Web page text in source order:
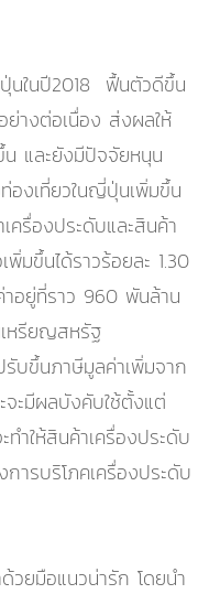
นในปี2018 ฟื้นตัวดีขึ้น
างต่อเนื่อง ส่งผลให้
น และยังมีปัจจัยหนุน
องเที่ยวในญี่ปุ่นเพิ่มขึ้น
รื่องประดับและสินค้า
ขึ้นได้ราวร้อยละ 1.30
อยู่ที่ราว 960 พันล้าน
หรียญสหรัฐ
รับขึ้นภาษีมูลค่าเพิ่มจาก
จะมีผลบังคับใช้ตั้งแต่
ำให้สินค้าเครื่องประดับ
ารบริโภคเครื่องประดับ
วยมือแนวน่ารัก โดยนำ